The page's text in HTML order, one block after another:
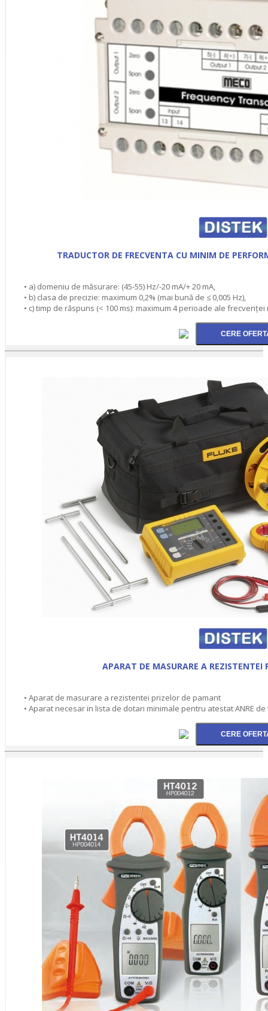
TRADUCTOR DE FRECVENTA CU MINIM DE
• a) domeniu de măsurare: (45-55) Hz/-20 mA/+ 20 mA,
• b) clasa de precizie: maximum 0,2% (mai bună de ≤ 0,005 Hz),
• c) timp de răspuns (< 100 ms): maximum 4 perioade ale frecvenţei
APARAT DE MASURARE A REZISTENTEI
• Aparat de masurare a rezistentei prizelor de pamant
• Aparat necesar in lista de dotari minimale pentru atestat ANRE de